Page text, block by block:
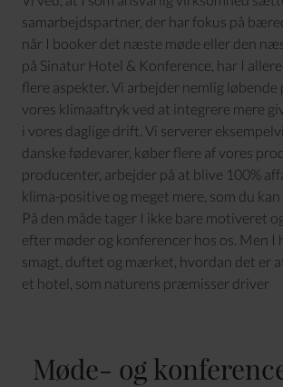
samarbejdspartner, der har fokus på
når I booker det næste møde eller den
på Sinatur Hotel & Konference, har I
flere aspekter. Vi arbejder nemlig løbende
vores klimaaftryk ved at integrere mere
i vores daglige drift. Vi serverer
danske fødevarer, køber flere af vores
producenter, arbejder på at blive 100%
klima-positive og meget mere, som du
På den måde tager I ikke bare motiveret
efter møder og konferencer hos os. Men I
smagt, duftet og mærket, hvordan det er
et hotel, som naturens præmisser driver
Møde- og